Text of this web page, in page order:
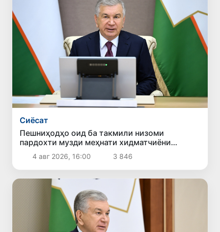
Сиёсат
Пешниҳодҳо оид ба такмили низоми
пардохти музди меҳнати хидматчиёни
давлатӣ баррасӣ шуданд
4 авг 2026, 16:00 3 846